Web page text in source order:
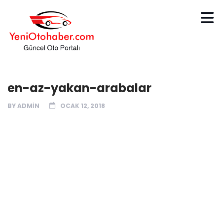
en-az-yakan-arabalar
BYADMIN OCAK 12, 2018